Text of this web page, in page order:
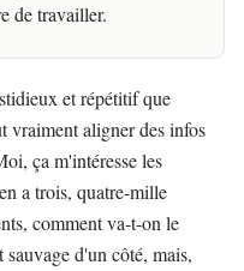
de travailler.
et répétitif que
vraiment aligner des infos
ça m'intéresse les
a trois, quatre-mille
comment va-t-on le
d'un côté, mais,